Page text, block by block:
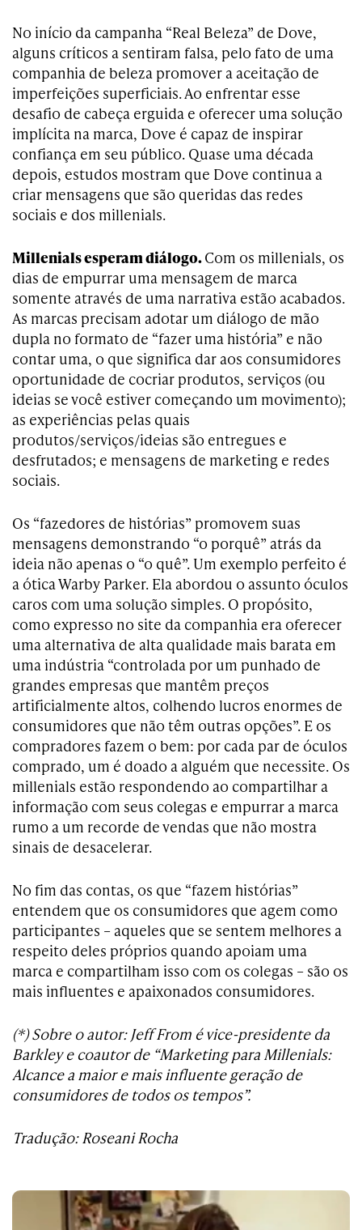
No início da campanha “Real Beleza” de Dove,
alguns críticos a sentiram falsa, pelo fato de uma
companhia de beleza promover a aceitação de
imperfeições superficiais. Ao enfrentar esse
desafio de cabeça erguida e oferecer uma solução
implícita na marca, Dove é capaz de inspirar
confiança em seu público. Quase uma década
depois, estudos mostram que Dove continua a
criar mensagens que são queridas das redes
sociais e dos millenials.
Millenials esperam diálogo.Com os millenials, os
dias de empurrar uma mensagem de marca
somente através de uma narrativa estão acabados.
As marcas precisam adotar um diálogo de mão
dupla no formato de “fazer uma história” e não
contar uma, o que significa dar aos consumidores
oportunidade de cocriar produtos, serviços (ou
ideias se você estiver começando um movimento);
as experiências pelas quais
produtos/serviços/ideias são entregues e
desfrutados; e mensagens de marketing e redes
sociais.
Os “fazedores de histórias” promovem suas
mensagens demonstrando “o porquê” atrás da
ideia não apenas o “o quê”. Um exemplo perfeito é
a ótica Warby Parker. Ela abordou o assunto óculos
caros com uma solução simples. O propósito,
como expresso no site da companhia era oferecer
uma alternativa de alta qualidade mais barata em
uma indústria “controlada por um punhado de
grandes empresas que mantêm preços
artificialmente altos, colhendo lucros enormes de
consumidores que não têm outras opções”. E os
compradores fazem o bem: por cada par de óculos
comprado, um é doado a alguém que necessite. Os
millenials estão respondendo ao compartilhar a
informação com seus colegas e empurrar a marca
rumo a um recorde de vendas que não mostra
sinais de desacelerar.
No fim das contas, os que “fazem histórias”
entendem que os consumidores que agem como
participantes – aqueles que se sentem melhores a
respeito deles próprios quando apoiam uma
marca e compartilham isso com os colegas – são os
mais influentes e apaixonados consumidores.
(*) Sobre o autor: Jeff From é vice-presidente da
Barkley e coautor de “Marketing para Millenials:
Alcance a maior e mais influente geração de
consumidores de todos os tempos”.
Tradução: Roseani Rocha